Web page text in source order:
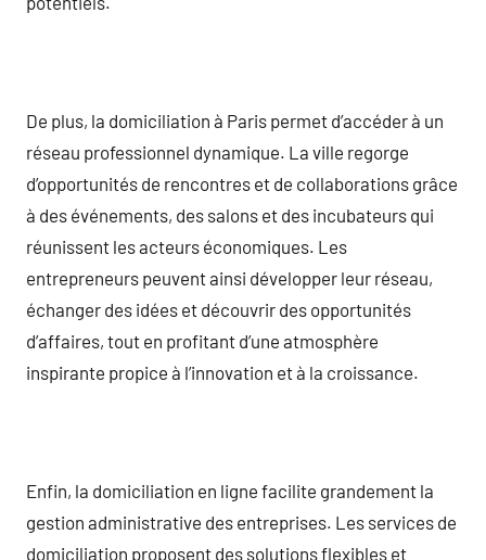
De plus, la domiciliation à Paris permet d’accéder à un
réseau professionnel dynamique. La ville regorge
d’opportunités de rencontres et de collaborations grâce
à des événements, des salons et des incubateurs qui
réunissent les acteurs économiques. Les
entrepreneurs peuvent ainsi développer leur réseau,
échanger des idées et découvrir des opportunités
d’affaires, tout en profitant d’une atmosphère
inspirante propice à l’innovation et à la croissance.
Enfin, la domiciliation en ligne facilite grandement la
gestion administrative des entreprises. Les services de
domiciliation proposent des solutions flexibles et